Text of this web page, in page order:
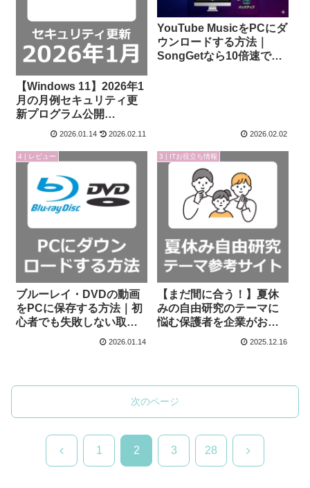
【Windows 11】2026年1
月の月例セキュリティ更
新プログラム公開
_KB5074109 /
2026.01.14 2026.02.11
YouTube MusicをPCにダ
ウンロードする方法｜
SongGetなら10倍速で高
2026.02.02
4 | レビュー
ブルーレイ・DVDの動画
をPCに保存する方法｜初
心者でも失敗しない取り
込む手順とおすすめソフ
2026.01.14
3 | ITお役立ち情報
【まだ間に合う！】夏休
みの自由研究のテーマに
悩む保護者を企業がお手
伝い！参考事例サイトま
2025.12.16
次のページ
前 1 2 3 28 次